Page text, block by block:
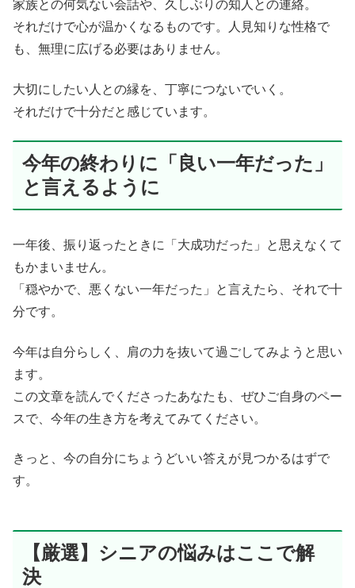
家族との何気ない会話や、久しぶりの知人との連絡。
それだけで心が温かくなるものです。人見知りな性格で
も、無理に広げる必要はありません。
大切にしたい人との縁を、丁寧につないでいく。
それだけで十分だと感じています。
今年の終わりに「良い一年だった」
と言えるように
一年後、振り返ったときに「大成功だった」と思えなくて
もかまいません。
「穏やかで、悪くない一年だった」と言えたら、それで十
分です。
今年は自分らしく、肩の力を抜いて過ごしてみようと思い
ます。
この文章を読んでくださったあなたも、ぜひご自身のペー
スで、今年の生き方を考えてみてください。
きっと、今の自分にちょうどいい答えが見つかるはずで
す。
【厳選】シニアの悩みはここで解
決